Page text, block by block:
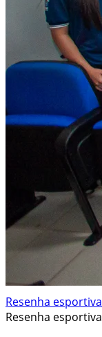
Resenha esportiva
Resenha esportiva